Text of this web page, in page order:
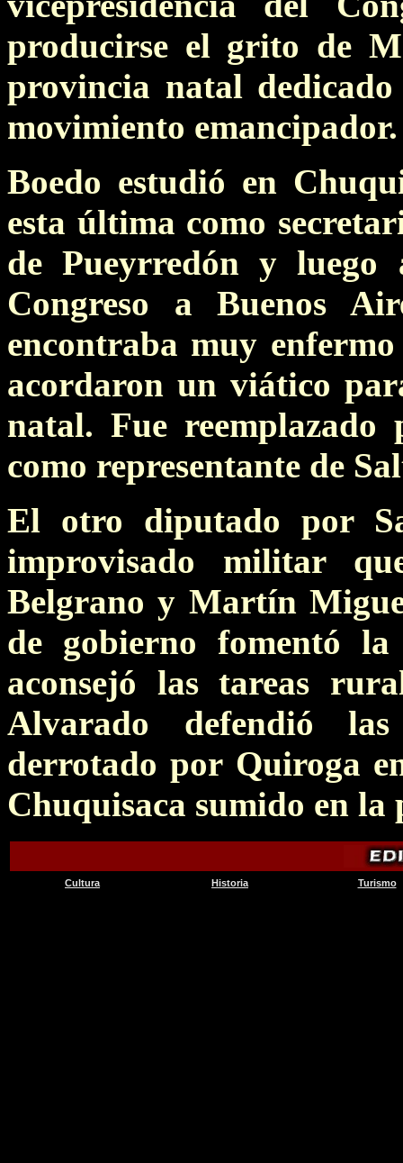
producirse el grito de
provincia natal
movimiento emancipador.
Boedo estudió en
esta última como
de Pueyrredón y luego
Congreso a Buenos
encontraba muy
acordaron un viático
natal. Fue
como representante de
El otro diputado por
improvisado militar
Belgrano y Martín
de gobierno fomentó
aconsejó las tareas
Alvarado defendió
derrotado por Quiroga
Chuquisaca sumido en la
Cultura Historia Turismo